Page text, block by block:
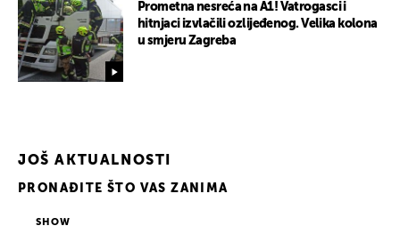
Prometna nesreća na A1! Vatrogasci i
hitnjaci izvlačili ozlijeđenog. Velika kolona
u smjeru Zagreba
JOŠ AKTUALNOSTI
PRONAĐITE ŠTO VAS ZANIMA
SHOW